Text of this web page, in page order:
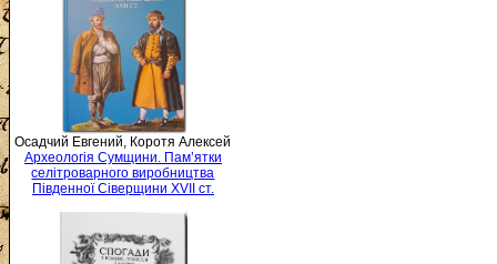
Осадчий Евгений, Коротя Алексей
Археологія Сумщини. Пам’ятки
селітроварного виробництва
Південної Сіверщини XVII ст.